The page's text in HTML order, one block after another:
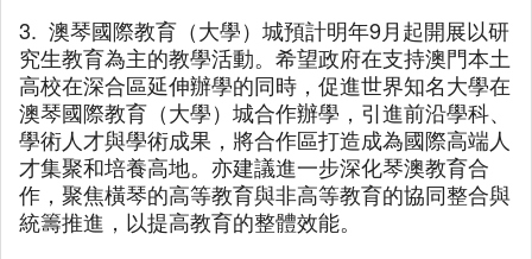
3. 澳琴國際教育（大學）城預計明年9月起開展以研
究生教育為主的教學活動。希望政府在支持澳門本土
高校在深合區延伸辦學的同時，促進世界知名大學在
澳琴國際教育（大學）城合作辦學，引進前沿學科、
學術人才與學術成果，將合作區打造成為國際高端人
才集聚和培養高地。亦建議進一步深化琴澳教育合
作，聚焦橫琴的高等教育與非高等教育的協同整合與
統籌推進，以提高教育的整體效能。